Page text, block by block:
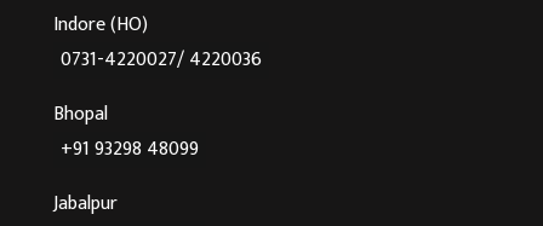
Indore (HO)
0731-4220027/ 4220036
Bhopal
+91 93298 48099
Jabalpur